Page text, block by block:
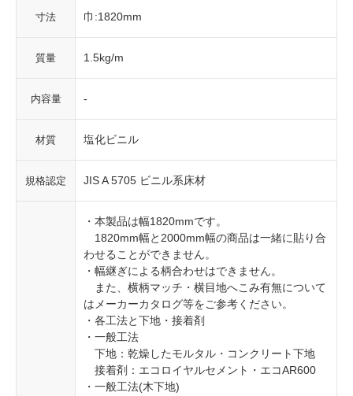
寸法 巾:1820mm
質量 1.5kg/m
内容量 -
材質 塩化ビニル
規格認定 JIS A 5705 ビニル系床材
・本製品は幅1820mmです。
1820mm幅と2000mm幅の商品は一緒に貼り合
わせることができません。
・幅継ぎによる柄合わせはできません。
また、横柄マッチ・横目地へこみ有無について
はメーカーカタログ等をご参考ください。
・各工法と下地・接着剤
・一般工法
下地：乾燥したモルタル・コンクリート下地
接着剤：エコロイヤルセメント・エコAR600
・一般工法(木下地)